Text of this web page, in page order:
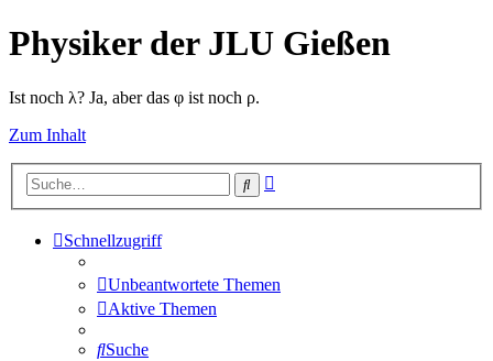
Physiker der JLU Gießen
Ist noch λ? Ja, aber das φ ist noch ρ.
Zum Inhalt
Suche
Schnellzugriff
Unbeantwortete Themen
Aktive Themen
Suche